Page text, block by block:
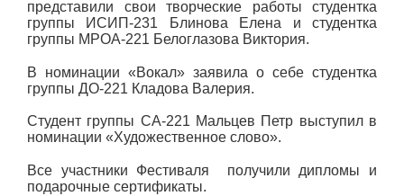
представили свои творческие работы студентка
группы ИСИП-231 Блинова Елена и студентка
группы МРОА-221 Белоглазова Виктория.
В номинации «Вокал» заявила о себе студентка
группы ДО-221 Кладова Валерия.
Студент группы СА-221 Мальцев Петр выступил в
номинации «Художественное слово».
Все участники Фестиваля получили дипломы и
подарочные сертификаты.